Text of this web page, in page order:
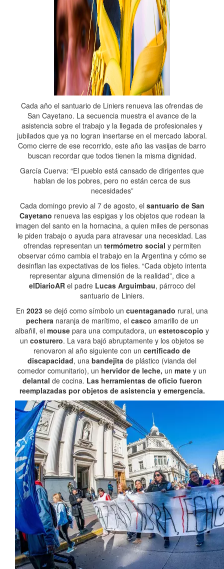
Cada año el santuario de Liniers renueva las ofrendas de
San Cayetano. La secuencia muestra el avance de la
asistencia sobre el trabajo y la llegada de profesionales y
jubilados que ya no logran insertarse en el mercado laboral.
Como cierre de ese recorrido, este año las vasijas de barro
buscan recordar que todos tienen la misma dignidad.
García Cuerva: “El pueblo está cansado de dirigentes que
hablan de los pobres, pero no están cerca de sus
necesidades”
Cada domingo previo al 7 de agosto, el santuario de San
Cayetano renueva las espigas y los objetos que rodean la
imagen del santo en la hornacina, a quien miles de personas
le piden trabajo o ayuda para atravesar una necesidad. Las
ofrendas representan un termómetro social y permiten
observar cómo cambia el trabajo en la Argentina y cómo se
desinflan las expectativas de los fieles. “Cada objeto intenta
representar alguna dimensión de la realidad”, dice a
elDiarioARel padre Lucas Arguimbau, párroco del
santuario de Liniers.
En 2023 se dejó como símbolo un cuentaganado rural, una
pecheranaranja de marítimo, el casco amarillo de un
albañil, el mouse para una computadora, un estetoscopio y
un costurero. La vara bajó abruptamente y los objetos se
renovaron al año siguiente con un certificado de
discapacidad, una bandejita de plástico (vianda del
comedor comunitario), un hervidor de leche, un mate y un
delantal de cocina. Las herramientas de oficio fueron
reemplazadas por objetos de asistencia y emergencia.